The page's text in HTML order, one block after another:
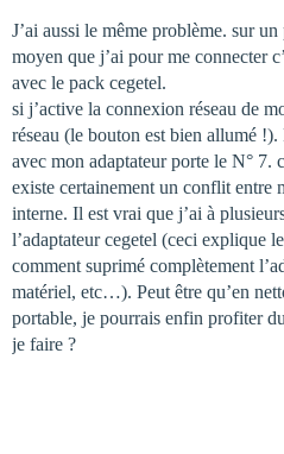
J’ai aussi le même problème. sur
moyen que j’ai pour me connecter
avec le pack cegetel.
si j’active la connexion réseau de
réseau (le bouton est bien allumé
avec mon adaptateur porte le N° 7.
existe certainement un conflit entre
interne. Il est vrai que j’ai à
l’adaptateur cegetel (ceci explique
comment suprimé complètement
matériel, etc…). Peut être qu’en
portable, je pourrais enfin profiter
je faire ?